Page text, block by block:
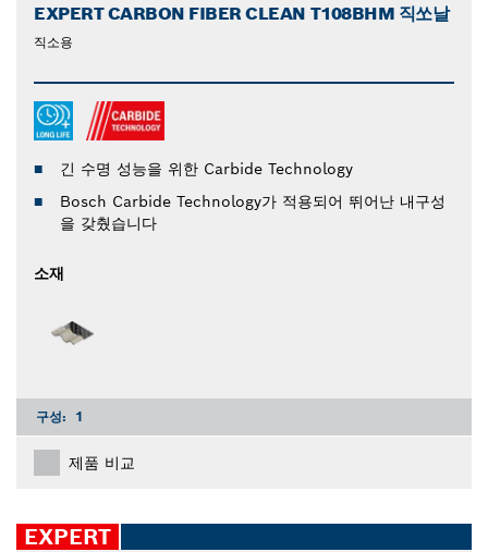
EXPERT CARBON FIBER CLEAN T108BHM 직쏘날
직소용
긴 수명 성능을 위한 Carbide Technology
Bosch Carbide Technology가 적용되어 뛰어난 내구성
을 갖췄습니다
소재
구성: 1
제품 비교
EXPERT